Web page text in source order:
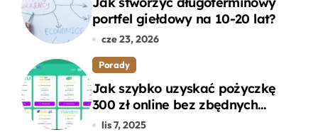
portfel giełdowy na 10-20 lat?
cze 23, 2026
Porady
Jak szybko uzyskać pożyczkę
300 zł online bez zbędnych
formalności?
lis 7, 2025